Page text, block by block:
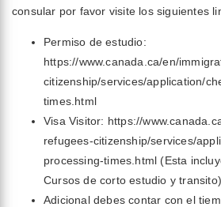
consular por favor visite los siguientes
Permiso de estudio:
https://www.canada.ca/en/
citizenship/services/application/
times.html
Visa Visitor: https://
refugees-citizenship/services/
processing-times.html (Esta
Cursos de corto estudio y transito)
Adicional debes contar con el